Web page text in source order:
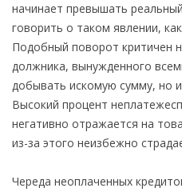
начинает превышать
говорить о таком явлении,
Подобный поворот критичен
должника, вынужденного
добывать искомую сумму, но
Высокий процент
негативно отражается на
из-за этого неизбежно
Череда неоплаченных